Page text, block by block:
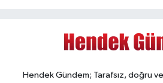
Hendek Gündem; Tarafsız, doğru